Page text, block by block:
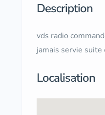
Description
vds radio
jamais servie suite
Localisation